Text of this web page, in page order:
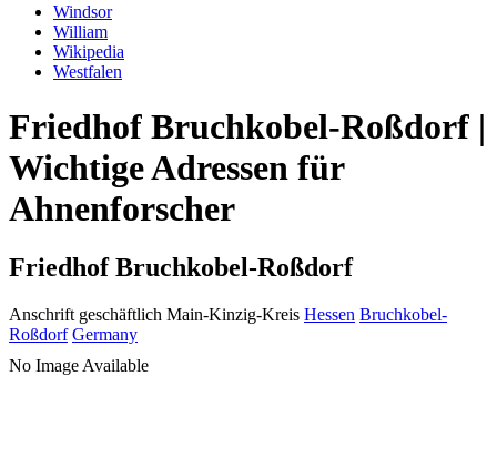
Windsor
William
Wikipedia
Westfalen
Friedhof Bruchkobel-Roßdorf |
Wichtige Adressen für
Ahnenforscher
Friedhof Bruchkobel-Roßdorf
Anschrift geschäftlich Main-Kinzig-Kreis Hessen Bruchkobel-
Roßdorf Germany
No Image Available